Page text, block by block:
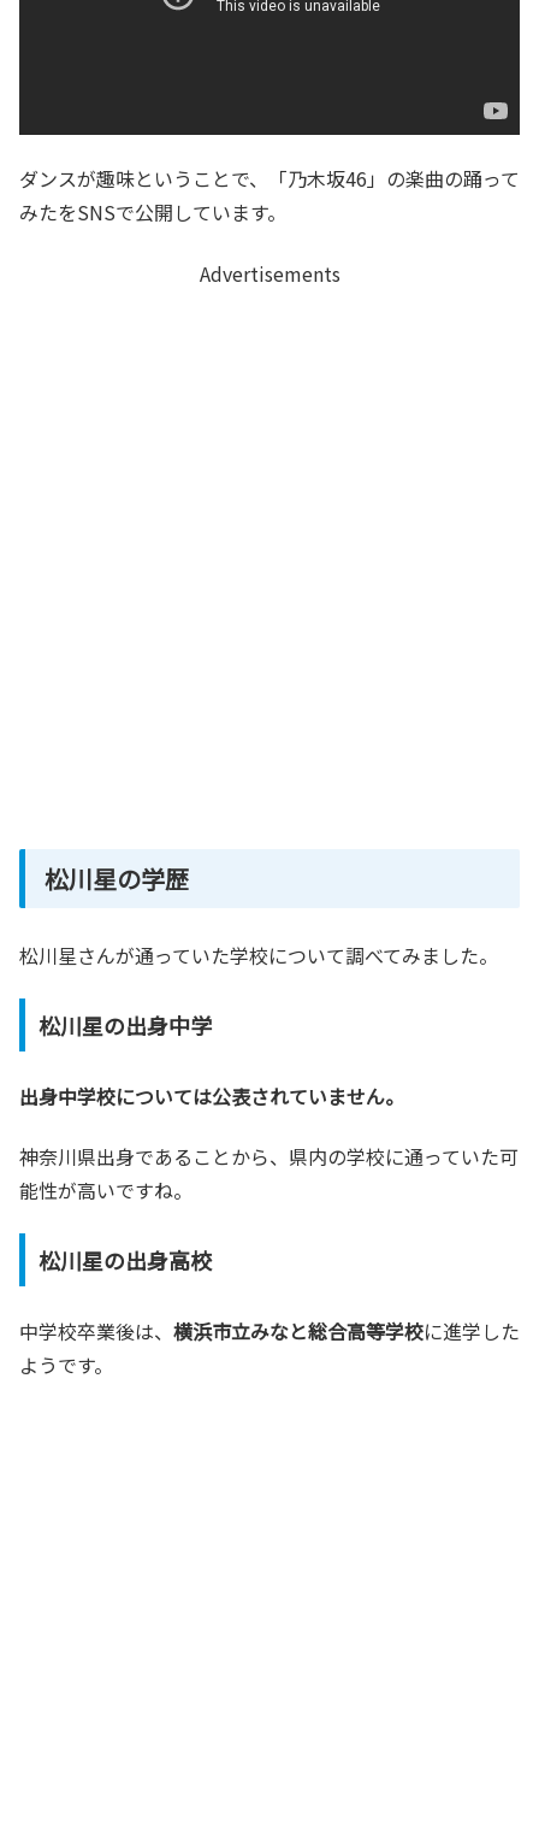
ダンスが趣味ということで、「乃木坂46」の楽曲の踊って
みたをSNSで公開しています。
Advertisements
松川星の学歴
松川星さんが通っていた学校について調べてみました。
松川星の出身中学
出身中学校については公表されていません。
神奈川県出身であることから、県内の学校に通っていた可
能性が高いですね。
松川星の出身高校
中学校卒業後は、 横浜市立みなと総合高等学校に進学した
ようです。